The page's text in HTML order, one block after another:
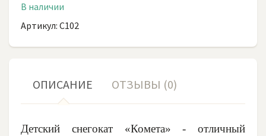
В наличии
Артикул: С102
ОПИСАНИЕ ОТЗЫВЫ (0)
Детский снегокат «Комета» - отличный